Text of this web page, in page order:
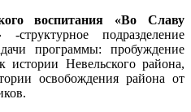
воспитания «Во Славу
-структурное подразделение
программы: пробуждение
истории Невельского района,
освобождения района от